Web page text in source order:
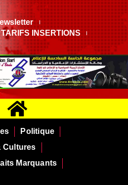
TARIFS INSERTIONS
Politique
Cultures
Marquants